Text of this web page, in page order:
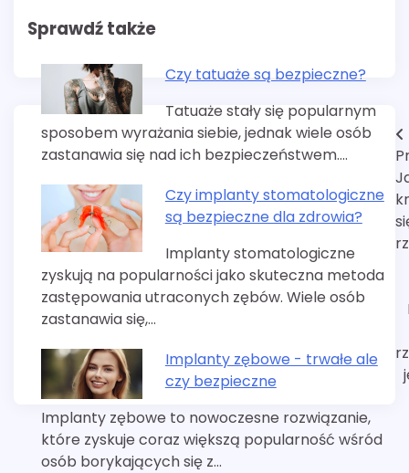
Sprawdź także
Czy tatuaże są bezpieczne?
Tatuaże stały się popularnym
sposobem wyrażania siebie, jednak wiele osób
zastanawia się nad ich bezpieczeństwem.…
Czy implanty stomatologiczne
są bezpieczne dla zdrowia?
Implanty stomatologiczne
zyskują na popularności jako skuteczna metoda
zastępowania utraconych zębów. Wiele osób
zastanawia się,…
Implanty zębowe - trwałe ale
czy bezpieczne
Implanty zębowe to nowoczesne rozwiązanie,
które zyskuje coraz większą popularność wśród
osób borykających się z…
Nawigacja